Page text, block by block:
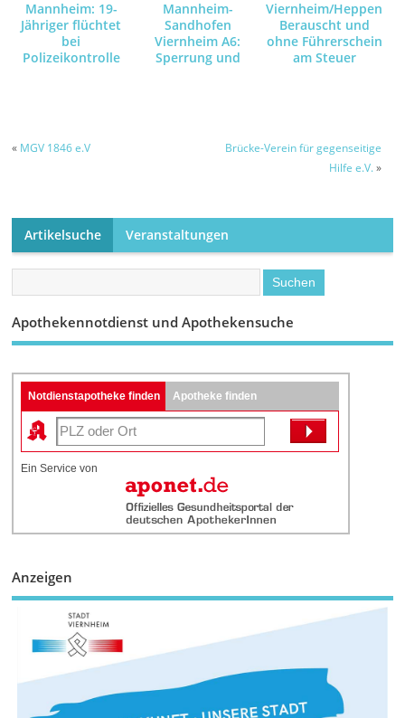
Mannheim: 19-
Jähriger flüchtet
bei
Polizeikontrolle
Mannheim-
Sandhofen
Viernheim A6:
Sperrung und
Viernheim/
Berauscht und
ohne Führerschein
am Steuer
« MGV 1846 e.V
Brücke-Verein für gegenseitige
Hilfe e.V.»
Artikelsuche Veranstaltungen
Apothekennotdienst und Apothekensuche
Notdienstapotheke finden Apotheke finden
Ein Service von
Anzeigen